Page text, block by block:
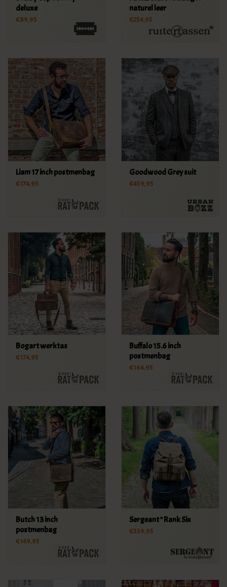
deluxe
€89,95
naturel leer
€254,95
Liam 17 inch postmenbag
€174,95
Goodwood Grey suit
€459,95
Bogart werktas
€174,95
Buffalo 15.6 inch
postmenbag
€164,95
Butch 13 inch
postmenbag
€149,95
Sergeant * Rank Six
€339,95